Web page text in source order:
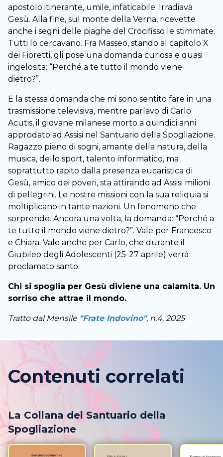
apostolo itinerante, umile, infaticabile. Irradiava
Gesù. Alla fine, sul monte della Verna, ricevette
anche i segni delle piaghe del Crocifisso le stimmate.
Tutti lo cercavano. Fra Masseo, stando al capitolo X
dei Fioretti, gli pose una domanda curiosa e quasi
ingelosita: “Perché a te tutto il mondo viene
dietro?”.
E la stessa domanda che mi sono sentito fare in una
trasmissione televisiva, mentre parlavo di Carlo
Acutis, il giovane milanese morto a quindici anni
approdato ad Assisi nel Santuario della Spogliazione.
Ragazzo pieno di sogni, amante della natura, della
musica, dello sport, talento informatico, ma
soprattutto rapito dalla presenza eucaristica di
Gesù, amico dei poveri, sta attirando ad Assisi milioni
di pellegrini. Le nostre missioni con la sua reliquia si
moltiplicano in tante nazioni. Un fenomeno che
sorprende. Ancora una volta, la domanda: “Perché a
te tutto il mondo viene dietro?”. Vale per Francesco
e Chiara. Vale anche per Carlo, che durante il
Giubileo degli Adolescenti (25-27 aprile) verrà
proclamato santo.
Chi si spoglia per Gesù diviene una calamita. Un
sorriso che attrae il mondo.
Tratto dal Mensile "Frate Indovino", n.4, 2025
Contenuti correlati
La Collana del Santuario della
Spogliazione